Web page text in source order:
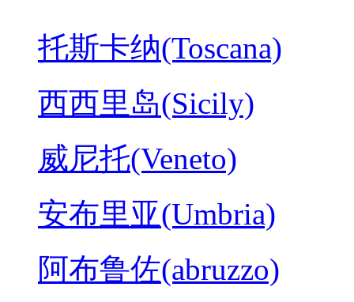
托斯卡纳(Toscana)
西西里岛(Sicily)
威尼托(Veneto)
安布里亚(Umbria)
阿布鲁佐(abruzzo)